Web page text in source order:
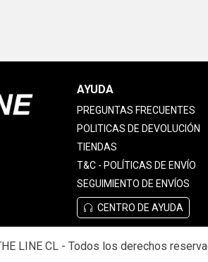
AYUDA
PREGUNTAS FRECUENTES
POLITICAS DE DEVOLUCIÓN
TIENDAS
T&C - POLÍTICAS DE ENVÍO
SEGUIMIENTO DE ENVÍOS
CENTRO DE AYUDA
LINE CL - Todos los derechos